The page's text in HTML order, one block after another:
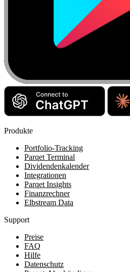
Produkte
Portfolio-Tracking
Parqet Terminal
Dividendenkalender
Integrationen
Parqet Insights
Finanzrechner
Elbstream Data
Support
Preise
FAQ
Hilfe
Datenschutz